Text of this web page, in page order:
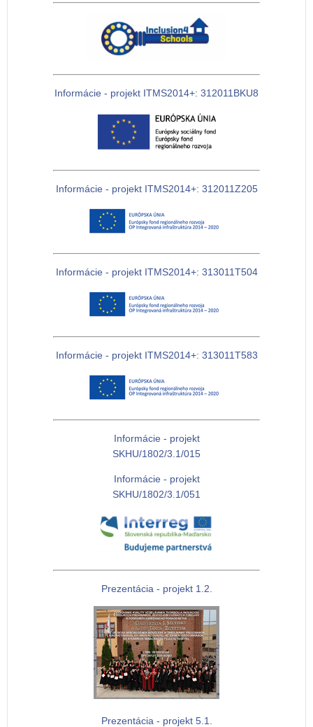
Informácie - projekt ITMS2014+: 312011BKU8
Informácie - projekt ITMS2014+: 312011Z205
Informácie - projekt ITMS2014+: 313011T504
Informácie - projekt ITMS2014+: 313011T583
Informácie - projekt
SKHU/1802/3.1/015
Informácie - projekt
SKHU/1802/3.1/051
Prezentácia - projekt 1.2.
Prezentácia - projekt 5.1.